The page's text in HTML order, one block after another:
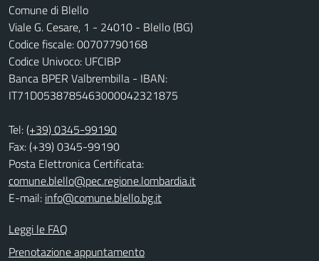
Comune di Blello
Viale G. Cesare, 1 - 24010 - Blello (BG)
Codice fiscale: 00707790168
Codice Univoco: UFCIBP
Banca BPER Valbrembilla - IBAN:
IT71D0538785463000042321875
Tel:(+39) 0345-99190
Fax: (+39) 0345-99190
Posta Elettronica Certificata:
comune.blello@pec.regione.lombardia.it
E-mail: info@comune.blello.bg.it
Leggi le FAQ
Prenotazione appuntamento